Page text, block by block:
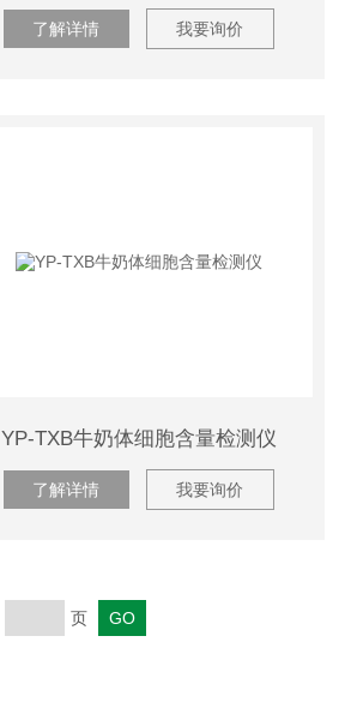
了解详情 我要询价
YP-TXB牛奶体细胞含量检测仪
了解详情 我要询价
页